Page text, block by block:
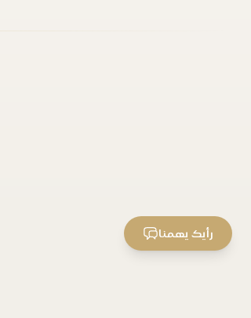
رأيك يهمنا